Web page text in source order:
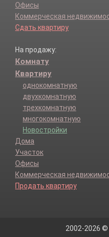
Офисы
Коммерческая
Сдать квартиру
На продажу:
Комнату
Квартиру
однокомнатную
двухкомнатную
трехкомнатную
многокомнатную
Новостройки
Дома
Участок
Офисы
Коммерческая
Продать квартиру
2002-2026 ©